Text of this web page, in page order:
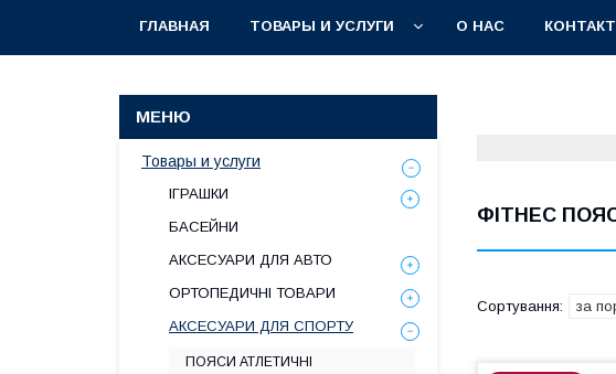
ГЛАВНАЯ ТОВАРЫ И УСЛУГИ О НАС
ФІТНЕС
Товары и услуги
ІГРАШКИ
БАСЕЙНИ
АКСЕСУАРИ ДЛЯ АВТО
ОРТОПЕДИЧНІ ТОВАРИ
АКСЕСУАРИ ДЛЯ СПОРТУ
ПОЯСИ АТЛЕТИЧНІ